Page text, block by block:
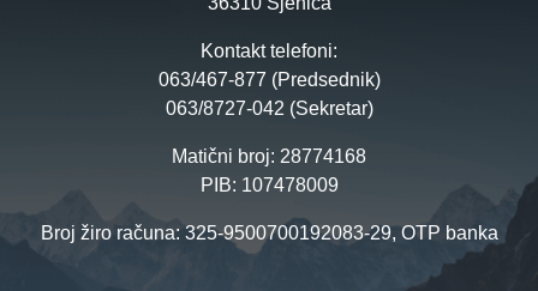
Kontakt telefoni:
063/467-877 (Predsednik)
063/8727-042 (Sekretar)
Matični broj: 28774168
PIB: 107478009
Broj žiro računa: 325-9500700192083-29, OTP banka